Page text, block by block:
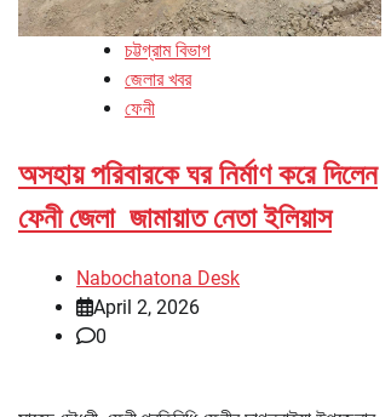
চট্টগ্রাম বিভাগ
জেলার খবর
ফেনী
অসহায় পরিবারকে ঘর নির্মাণ করে দিলেন
ফেনী জেলা জামায়াত নেতা ইলিয়াস
Nabochatona Desk
April 2, 2026
0